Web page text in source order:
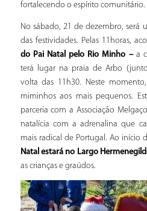
fortalecendo o espírito comunitário.
No sábado, 21 de dezembro, será
das festividades. Pelas 11horas,
do Pai Natal pelo Rio Minho –a
terá lugar na praia de Arbo
volta das 11h30. Neste
miminhos aos mais pequenos.
parceria com a Associação
natalícia com a adrenalina que
mais radical de Portugal. Ao início
Natal estará no Largo
as crianças e graúdos.